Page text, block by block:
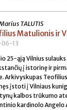
TALUTIS
Matulionis ir
06-13
25-ąją Vilnius
į istorinę ir
Arkivyskupas
įstoti į Vilniaus
kalbos trūkumo
kardinolo